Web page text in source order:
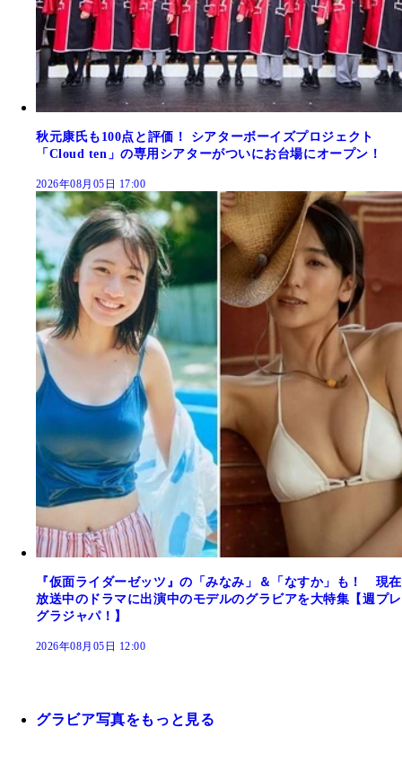
秋元康氏も100点と評価！ シアターボーイズプロジェクト
「Cloud ten」の専用シアターがついにお台場にオープン！
2026年08月05日 17:00
『仮面ライダーゼッツ』の「みなみ」＆「なすか」も！ 現在
放送中のドラマに出演中のモデルのグラビアを大特集【週プレ
グラジャパ！】
2026年08月05日 12:00
グラビア写真をもっと見る